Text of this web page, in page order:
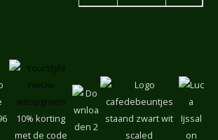
10% korting
met de code